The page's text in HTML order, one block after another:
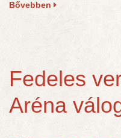
Bővebben
Fedeles
Aréna